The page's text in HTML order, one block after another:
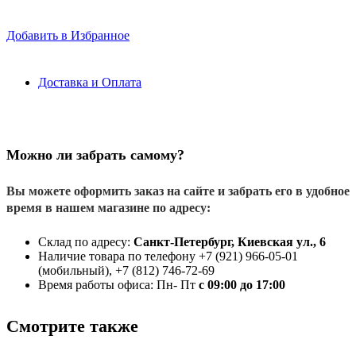
Добавить в Избранное
Доставка и Оплата
Можно ли забрать самому?
Вы можете оформить заказ на сайте и забрать его в удобное
время в нашем магазине по адресу:
Склад по адресу: Санкт-Петербург, Киевская ул., 6
Наличие товара по телефону +7 (921) 966-05-01
(мобильный), +7 (812) 746-72-69
Время работы офиса: Пн- Пт с 09:00 до 17:00
Смотрите также